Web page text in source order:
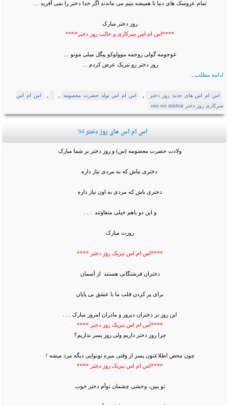
تمام عروسک های دنیا تا همیشه یتیم می ماندند اگر خدا دختر را نمی‌ آفرید …
روز دختر مبارک
****اس ام اس سرکاری و جالب روز دختر****
عوجومه گولی روجمه موولوکو پیگل میلی مونو …
روز دختر رو تبریک عرض کردم …
ادامه مطلب...
اس ام اس های جدید روز دختر اس ام اس تولد حضرت معصومه
اس ام اس
سرکاری روز دختر sms roz dokhtar
اس ام اس های روز دختر 94
ولادت حضرت معصومه (س) و روز دختر بر شما مبارک
دختری نباش که به مردی نیاز داره
دختری باش که مردی به اون نیاز داره
و این دو باهم خیلی متفاوتند . . .
روزت مبارک
****اس ام اس تبریک روز دختر ****
دختران فرشتگانی هستند از آسمان
برای پر کردن قلب ما با عشق بی پایان
این روز بر دختران دیروز و مادران امروز مبارک . . .
****اس ام اس تبریک روز دختر ****
چرا روز دختر داریم ولی روز پسر نداریم؟
چون محض اطلاعتون پسر از وقتی میره نونوایی دیگه مرد میشه !
****اس ام اس تبریک روز دختر ****
تو ببین، وحشی چشمان توأم دختر خوب